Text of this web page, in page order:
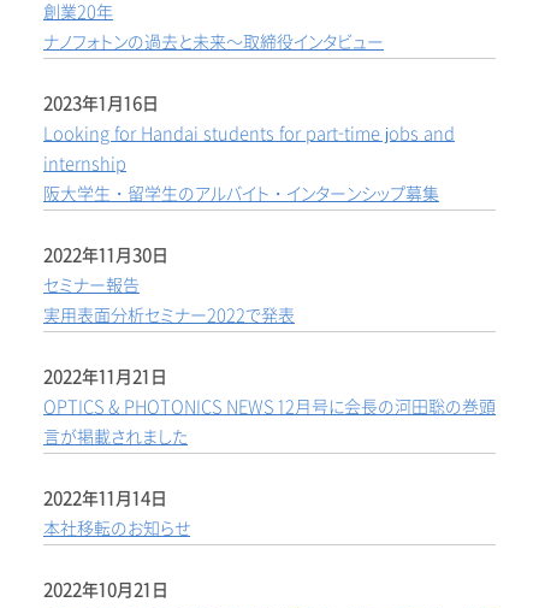
創業20年
ナノフォトンの過去と未来～取締役インタビュー
2023年1月16日
Looking for Handai students for part-time jobs and
internship
阪大学生・留学生のアルバイト・インターンシップ募集
2022年11月30日
セミナー報告
実用表面分析セミナー2022で発表
2022年11月21日
OPTICS & PHOTONICS NEWS 12月号に会長の河田聡の巻頭
言が掲載されました
2022年11月14日
本社移転のお知らせ
2022年10月21日